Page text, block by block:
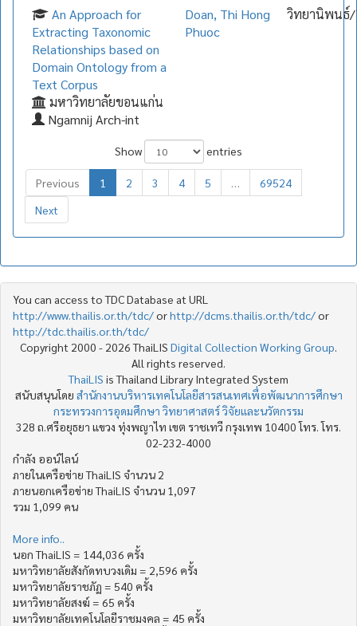
An Approach for
Extracting Taxonomic
Relationships based on
Domain Ontology from a
Text Corpus
มหาวิทยาลัยขอนแก่น
Ngamnij Arch-int
Doan, Thi Hong
Phuoc
วิทยานิพนธ์/
Show entries
Previous 1 2 3 4 5 …
69524
Next
You can access to TDC Database at URL
http://www.thailis.or.th/tdc/orhttp://dcms.thailis.or.th/tdc/or
http://tdc.thailis.or.th/tdc/
Copyright 2000 - 2026 ThaiLIS Digital Collection Working Group.
All rights reserved.
ThaiLIS is Thailand Library Integrated System
สนับสนุนโดย สำนักงานบริหารเทคโนโลยีสารสนเทศเพื่อพัฒนาการศึกษา
กระทรวงการอุดมศึกษา วิทยาศาสตร์ วิจัยและนวัตกรรม
328 ถ.ศรีอยุธยา แขวง ทุ่งพญาไท เขต ราชเทวี กรุงเทพ 10400 โทร. โทร.
02-232-4000
กำลัง ออน์ไลน์
ภายในเครือข่าย ThaiLIS จำนวน 2
ภายนอกเครือข่าย ThaiLIS จำนวน 1,097
รวม 1,099 คน
More info..
นอก ThaiLIS = 144,036 ครั้ง
มหาวิทยาลัยสังกัดทบวงเดิม = 2,596 ครั้ง
มหาวิทยาลัยราชภัฏ = 540 ครั้ง
มหาวิทยาลัยสงฆ์ = 65 ครั้ง
มหาวิทยาลัยเทคโนโลยีราชมงคล = 45 ครั้ง